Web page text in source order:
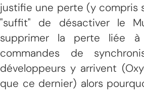
justifie une perte (y compris
"suffit" de désactiver le
supprimer la perte liée
commandes de
développeurs y arrivent
que ce dernier) alors